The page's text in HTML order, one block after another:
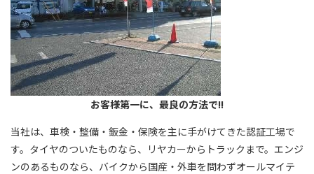
お客様第一に、最良の方法で!!
当社は、車検・整備・鈑金・保険を主に手がけてきた認証工場で
す。タイヤのついたものなら、リヤカーからトラックまで。エンジ
ンのあるものなら、バイクから国産・外車を問わずオールマイテ